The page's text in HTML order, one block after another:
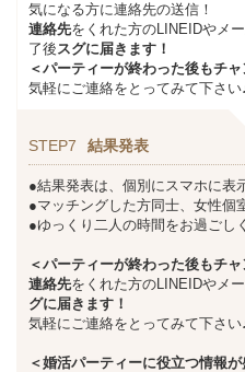
気になる方に連絡先の送信！
連絡先をくれた方のLINEIDやメ
了後 スグに届きます！
＜パーティーが終わった後もチャ
気軽にご連絡をとってみて下さい
STEP7 結果発表
●結果発表は、個別にスマホに表
●マッチングした方同士、女性個
●ゆっくり二人の時間をお過ごし
＜パーティーが終わった後もチャ
連絡先をくれた方のLINEIDやメ
グに届きます！
気軽にご連絡をとってみて下さい
＜婚活パーティーに役立つ情報が